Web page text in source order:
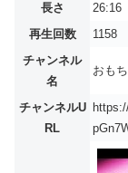
長さ
26:16
再生回数
1158
チャンネル
名
おも
チャンネルU
RL